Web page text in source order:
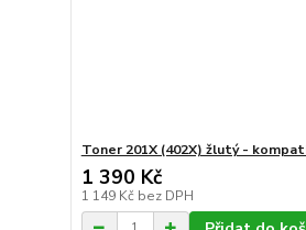
Toner 201X (402X) žlutý -
1 390 Kč
1 149 Kč bez DPH